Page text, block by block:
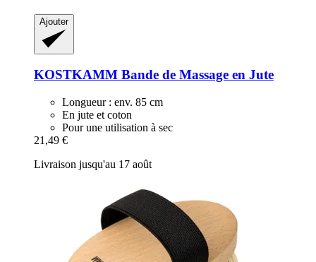
Ajouter
KOSTKAMM Bande de Massage en Jute
Longueur : env. 85 cm
En jute et coton
Pour une utilisation à sec
21,49 €
Livraison jusqu'au 17 août